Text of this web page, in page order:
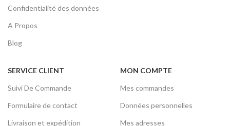
Confidentialité des données
A Propos
Blog
SERVICE CLIENT
Suivi De Commande
Formulaire de contact
Livraison et expédition
MON COMPTE
Mes commandes
Données personnelles
Mes adresses